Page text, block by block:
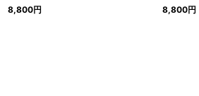
8,800円
8,800円